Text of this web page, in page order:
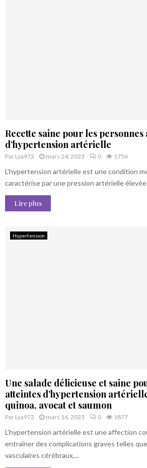
Recette saine pour les personnes
d’hypertension artérielle
Par Lya972 mars 24, 2023 0 1756
L’hypertension artérielle est une condition
caractérise par une pression artérielle élevée
Lire plus
Hypertension
Une salade délicieuse et saine
atteintes d’hypertension
quinoa, avocat et saumon
Par Lya972 mars 16, 2023 0 1877
L’hypertension artérielle est une affection
entraîner des complications graves telles
vasculaires cérébraux,...